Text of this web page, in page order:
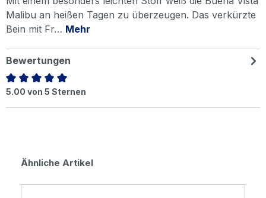
Malibu an heißen Tagen zu überzeugen. Das verkürzte
Bein mit Fr… Mehr
Bewertungen
Durchschnittliche Bewertung von 5 von 5 Sternen
5.00 von 5 Sternen
Produktgalerie überspringen
Ähnliche Artikel